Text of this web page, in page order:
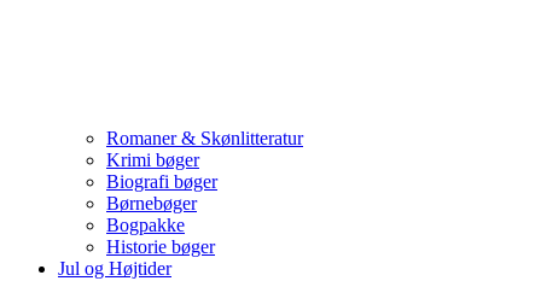
Romaner & Skønlitteratur
Krimi bøger
Biografi bøger
Børnebøger
Bogpakke
Historie bøger
Jul og Højtider